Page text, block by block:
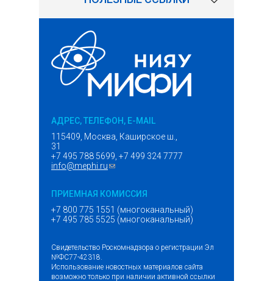
АДРЕС, ТЕЛЕФОН, E-MAIL
115409, Москва, Каширское ш.,
31
+7 495 788 5699, +7 499 324 7777
info@mephi.ru(ссылка для отправки email)
ПРИЕМНАЯ КОМИССИЯ
+7 800 775 1551 (многоканальный)
+7 495 785 5525 (многоканальный)
Свидетельство Роскомнадзора о регистрации Эл
№ФС77-42318.
Использование новостных материалов сайта
возможно только при наличии активной ссылки